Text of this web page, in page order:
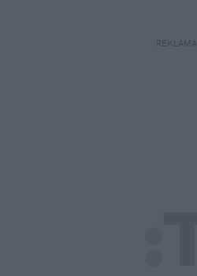
REKLAMA